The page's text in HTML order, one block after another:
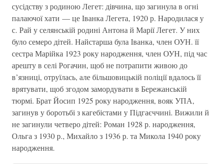
сусідству з родиною Легет: дівчина, що загинула в огні
палаючої хати — це Іванка Легета, 1920 р. Народилася у
с. Рай у селянській родині Антона й Марії Легет. У них
було семеро дітей. Найстарша була Іванка, член ОУН. її
сестра Марійка 1923 року народження, член ОУН, під час
арешту в селі Рогачин, щоб не потрапити живою до
в’язниці, отруїлась, але більшовицькій поліції вдалось її
врятувати, щоб згодом замордувати в Бережанській
тюрмі. Брат Йосип 1925 року народження, вояк УПА,
загинув у боротьбі з кагебістами у Підгаєччині. Вижили й
не загинули четверо дітей: Роман 1928 р. народження,
Ольга з 1930 р., Михайло з 1936 р. та Микола 1940 року
народження.